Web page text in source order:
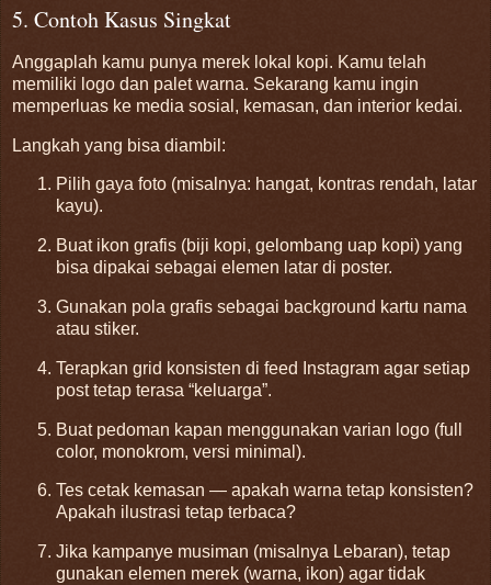
5. Contoh Kasus Singkat
Anggaplah kamu punya merek lokal kopi. Kamu telah
memiliki logo dan palet warna. Sekarang kamu ingin
memperluas ke media sosial, kemasan, dan interior kedai.
Langkah yang bisa diambil:
Pilih gaya foto (misalnya: hangat, kontras rendah, latar
kayu).
Buat ikon grafis (biji kopi, gelombang uap kopi) yang
bisa dipakai sebagai elemen latar di poster.
Gunakan pola grafis sebagai background kartu nama
atau stiker.
Terapkan grid konsisten di feed Instagram agar setiap
post tetap terasa “keluarga”.
Buat pedoman kapan menggunakan varian logo (full
color, monokrom, versi minimal).
Tes cetak kemasan — apakah warna tetap konsisten?
Apakah ilustrasi tetap terbaca?
Jika kampanye musiman (misalnya Lebaran), tetap
gunakan elemen merek (warna, ikon) agar tidak